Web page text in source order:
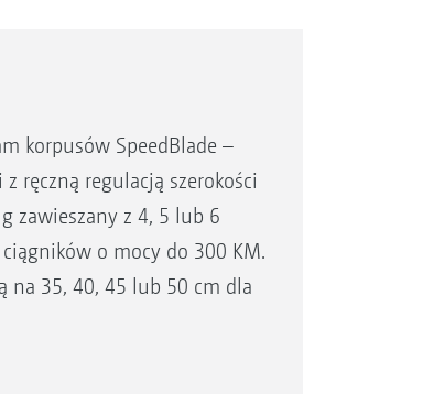
korpusów SpeedBlade –
ręczną regulacją szerokości
zawieszany z 4, 5 lub 6
o mocy do 300 KM.
na 35, 40, 45 lub 50 cm dla